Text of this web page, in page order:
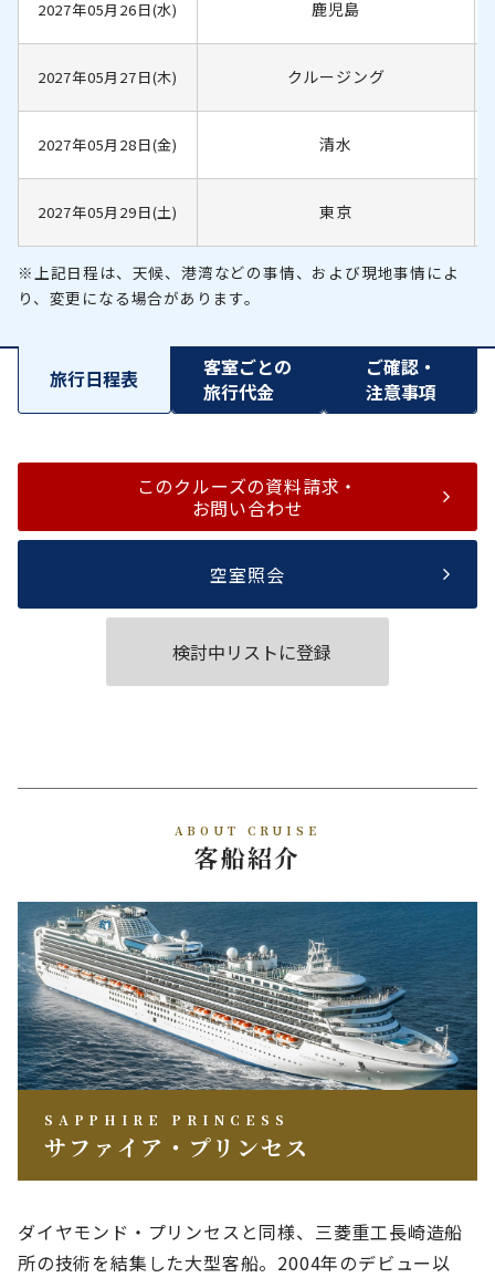
2027年05月26日(水) 鹿児島
2027年05月27日(木) クルージング
2027年05月28日(金) 清水
2027年05月29日(土) 東京
※上記日程は、天候、港湾などの事情、および現地事情によ
り、変更になる場合があります。
旅行日程表
客室ごとの
旅行代金
ご確認・
注意事項
このクルーズの資料請求・
お問い合わせ
空室照会
検討中リストに登録
ABOUT CRUISE
客船紹介
SAPPHIRE PRINCESS
サファイア・プリンセス
ダイヤモンド・プリンセスと同様、三菱重工長崎造船
所の技術を結集した大型客船。2004年のデビュー以